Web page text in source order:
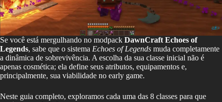
Se você está mergulhando no modpack DawnCraft Echoes of
Legends, sabe que o sistema Echoes of Legends muda completamente
a dinâmica de sobrevivência. A escolha da sua classe inicial não é
apenas cosmética; ela define seus atributos, equipamentos e,
principalmente, sua viabilidade no early game.
Neste guia completo, exploramos cada uma das 8 classes para que